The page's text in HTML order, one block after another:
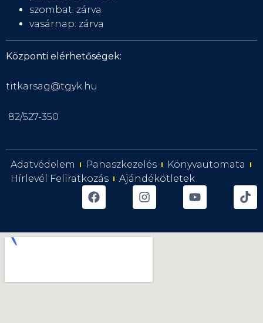
szombat: zárva
vasárnap: zárva
Központi elérhetőségek:
titkarsag@tgyk.hu
82/527-350
Adatvédelem Panaszkezelés
Könyvautomata
Hírlevél Feliratkozás
Ajándékötletek